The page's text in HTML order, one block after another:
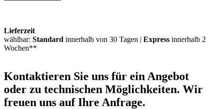
Lieferzeit
wählbar: Standard innerhalb von 30 Tagen | Express innerhalb 2
Wochen**
Kontaktieren Sie uns für ein Angebot
oder zu technischen Möglichkeiten. Wir
freuen uns auf Ihre Anfrage.